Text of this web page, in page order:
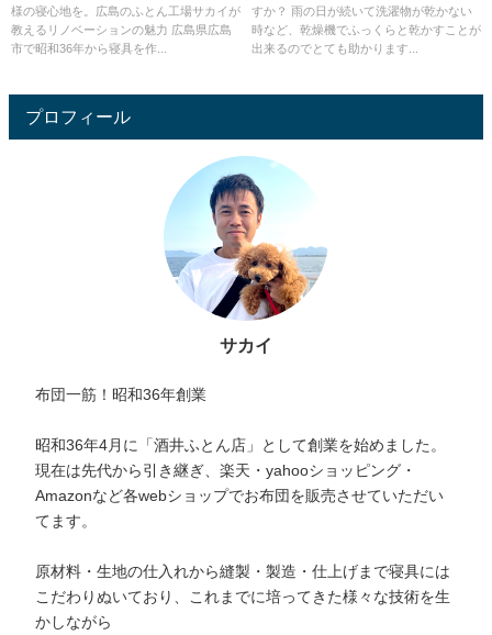
様の寝心地を。広島のふとん工場サカイが
教えるリノベーションの魅力 広島県広島
市で昭和36年から寝具を作...
すか？ 雨の日が続いて洗濯物が乾かない
時など、乾燥機でふっくらと乾かすことが
出来るのでとても助かります...
プロフィール
サカイ
布団一筋！昭和36年創業
昭和36年4月に「酒井ふとん店」として創業を始めました。
現在は先代から引き継ぎ、楽天・yahooショッピング・
Amazonなど各webショップでお布団を販売させていただい
てます。
原材料・生地の仕入れから縫製・製造・仕上げまで寝具には
こだわりぬいており、これまでに培ってきた様々な技術を生
かしながら